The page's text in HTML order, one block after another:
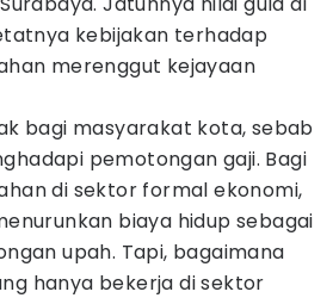
kebijakan terhadap
merenggut kejayaan
bagi masyarakat kota, sebab
pemotongan gaji. Bagi
di sektor formal ekonomi,
biaya hidup sebagai
upah. Tapi, bagaimana
hanya bekerja di sektor